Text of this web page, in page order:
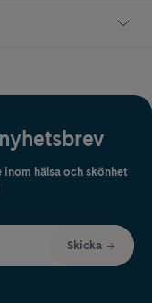
hälsa och skönhet
Skicka